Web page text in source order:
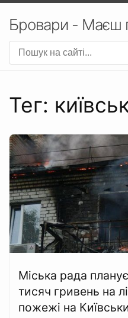
Бровари - Маєш
Тег:
Міська рада
тисяч гривень на
пожежі на